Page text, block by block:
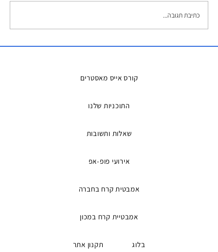
כתיבת תגובה...
קורס אייס מאסטרים
התוכניות שלנו
שאלות ותשובות
אירועי פופ-אפ
אמבטית קרח בחברה
אמבטיית קרח במכון
בלוג תקנון אתר